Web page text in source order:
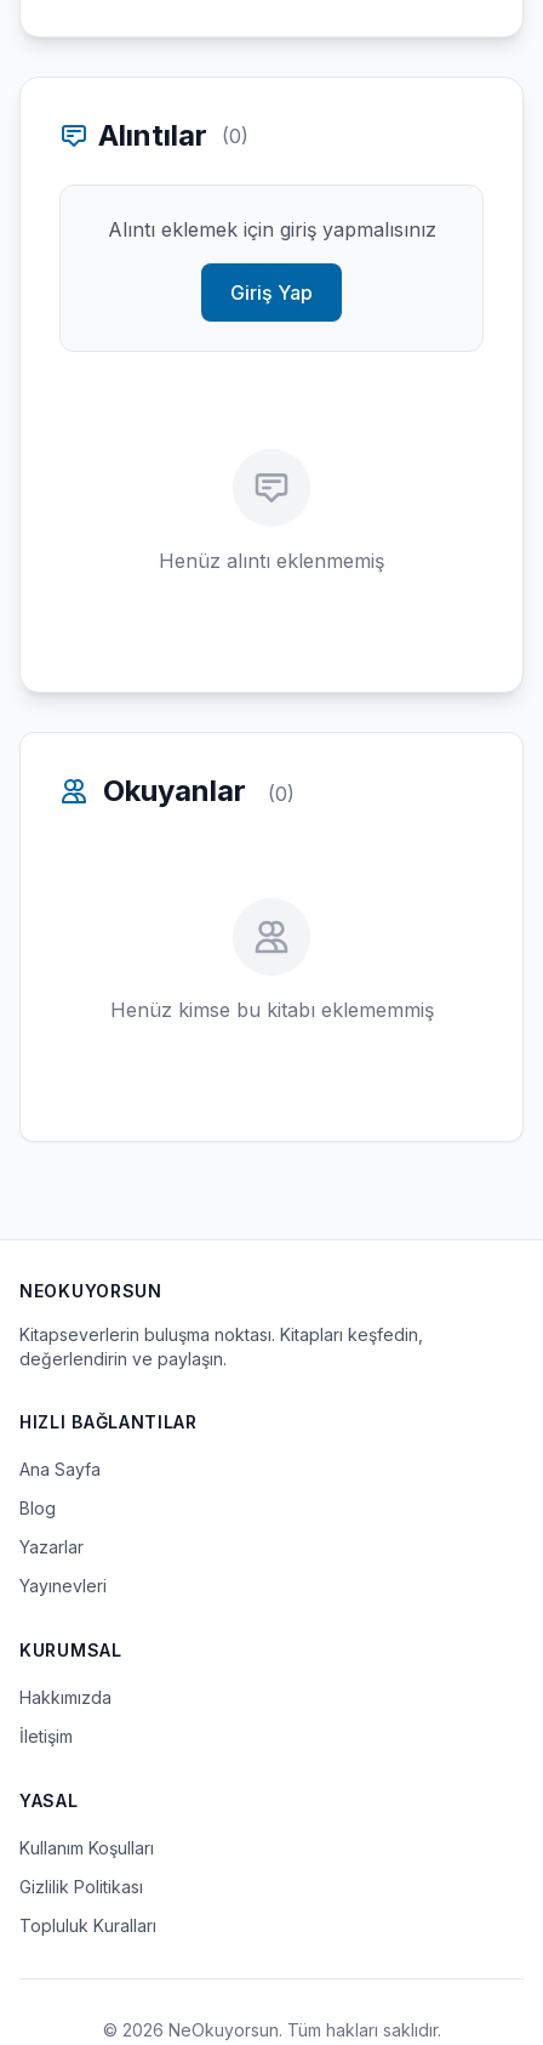
Alıntılar (0)
Alıntı eklemek için giriş yapmalısınız
Giriş Yap
Henüz alıntı eklenmemiş
Okuyanlar (0)
Henüz kimse bu kitabı eklememmiş
NEOKUYORSUN
Kitapseverlerin buluşma noktası. Kitapları keşfedin,
değerlendirin ve paylaşın.
HIZLI BAĞLANTILAR
Ana Sayfa
Blog
Yazarlar
Yayınevleri
KURUMSAL
Hakkımızda
İletişim
YASAL
Kullanım Koşulları
Gizlilik Politikası
Topluluk Kuralları
© 2026 NeOkuyorsun. Tüm hakları saklıdır.